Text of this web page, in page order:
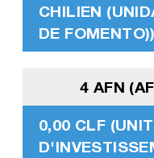
CHILIEN
DE FOMENTO))
4 AFN
0,00 CLF